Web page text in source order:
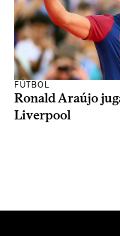
FÚTBOL
Ronald Araújo
Liverpool